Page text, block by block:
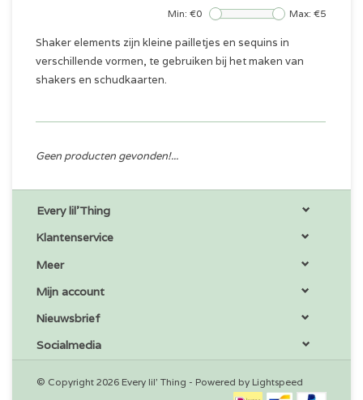
Min: €0 Max: €5
Shaker elements zijn kleine pailletjes en sequins in
verschillende vormen, te gebruiken bij het maken van
shakers en schudkaarten.
Geen producten gevonden!...
Every lil'Thing
Klantenservice
Meer
Mijn account
Nieuwsbrief
Socialmedia
© Copyright 2026 Every lil' Thing - Powered by Lightspeed